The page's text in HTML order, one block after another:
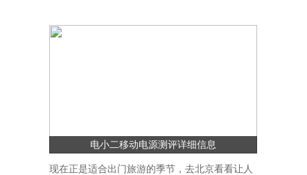
电小二移动电源测评详细信息
现在正是适合出门旅游的季节，去北京看看让人